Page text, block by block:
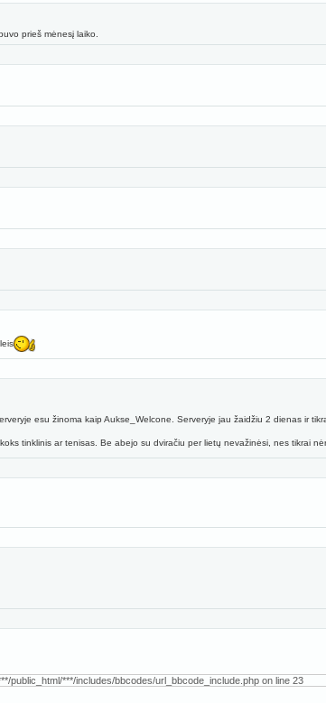
prieš mėnesį laiko.
esu žinoma kaip Aukse_Welcone. Serveryje jau žaidžiu 2 dienas ir
tinklinis ar tenisas. Be abejo su dviračiu per lietų nevažinėsi, nes tikrai
***/includes/bbcodes/url_bbcode_include.php on line 23